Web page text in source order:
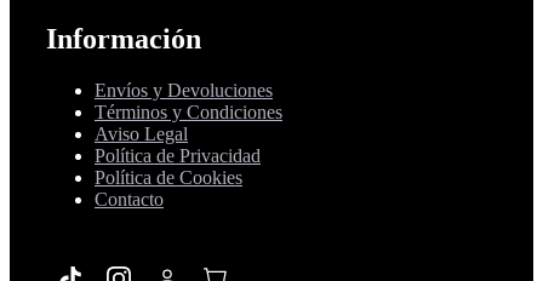
Información
Envíos y Devoluciones
Términos y Condiciones
Aviso Legal
Política de Privacidad
Política de Cookies
Contacto